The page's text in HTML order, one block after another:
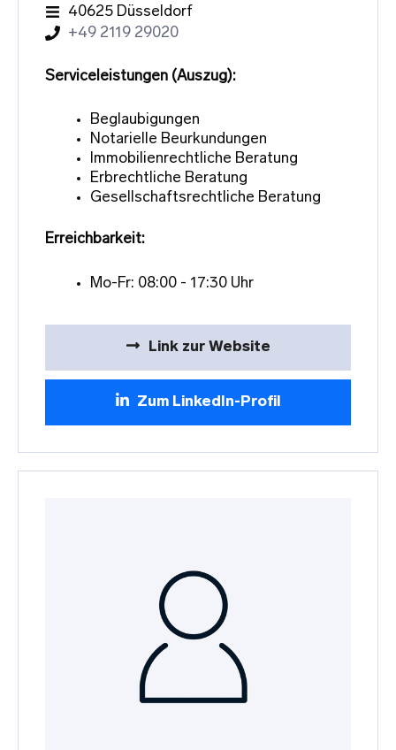
40625 Düsseldorf
+49 2119 29020
Serviceleistungen (Auszug):
Beglaubigungen
Notarielle Beurkundungen
Immobilienrechtliche Beratung
Erbrechtliche Beratung
Gesellschaftsrechtliche Beratung
Erreichbarkeit:
Mo-Fr: 08:00 - 17:30 Uhr
Link zur Website
Zum LinkedIn-Profil